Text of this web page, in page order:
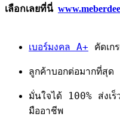
เลือกเลยที่นี่
เบอร์มงคล A+ คัดเก
ลูกค้าบอกต่อมากที่สุด
มั่นใจได้ 100% ส่งเ
มืออาชีพ